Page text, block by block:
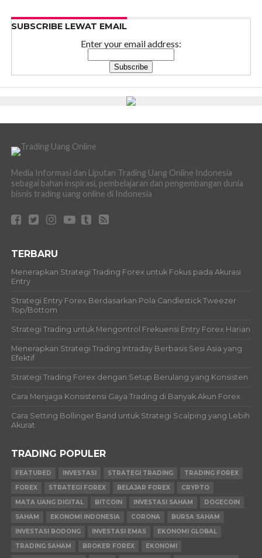
SUBSCRIBE LEWAT EMAIL
Enter your email address:
Media Informasi dan Liputan Trading Uang Online Indonesia
sebagai bahan inspirasi, pembelajaran dan pengembangan dunia
bisnis trading uang online di Indonesia
TERBARU
Menerapkan Strategi Trading Forex untuk Fokus pada Akurasi
Entry
Strategi Entry Forex Berdasarkan Pola Candlestick Tweezer
Top/Bottom
Strategi Trading untuk Mengontrol Frekuensi Entry Forex Harian
Menerapkan Strategi Trading Intraday Berbasis Sesi Asia yang
Efektif
Strategi Trading Forex dengan Setup Berulang yang Konsisten
Cara Menjaga Konsistensi Gaya Trading di Banyak Akun Forex
Cara Setting Bollinger Band untuk Strategi Scalping yang Lebih
Akurat
TRADING POPULER
FEATURED INVESTASI STRATEGI TRADING
TRADING FOREX
FOREX
STRATEGI FOREX BELAJAR FOREX
CRYPTO
MATA UANG DIGITAL
BITCOIN INVESTASI SAHAM
DOGECOIN
SAHAM
EKONOMI INDONESIA CORONA
BURSA SAHAM
INVESTASI BODONG
INVESTASI EMAS
EKONOMI GLOBAL
TRADING SAHAM
BROKER FOREX
EKONOMI